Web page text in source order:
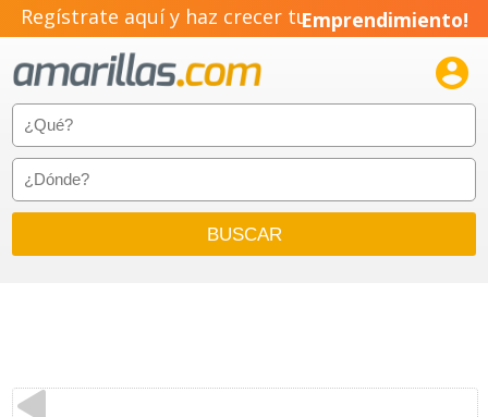
Regístrate aquí y haz crecer tuEmprendimiento!
